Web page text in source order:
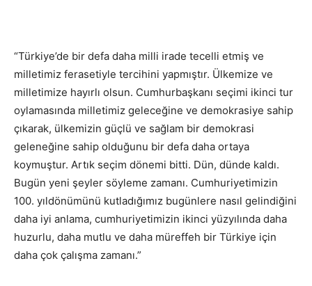
“Türkiye’de bir defa daha milli irade tecelli etmiş ve
milletimiz ferasetiyle tercihini yapmıştır. Ülkemize ve
milletimize hayırlı olsun. Cumhurbaşkanı seçimi ikinci tur
oylamasında milletimiz geleceğine ve demokrasiye sahip
çıkarak, ülkemizin güçlü ve sağlam bir demokrasi
geleneğine sahip olduğunu bir defa daha ortaya
koymuştur. Artık seçim dönemi bitti. Dün, dünde kaldı.
Bugün yeni şeyler söyleme zamanı. Cumhuriyetimizin
100. yıldönümünü kutladığımız bugünlere nasıl gelindiğini
daha iyi anlama, cumhuriyetimizin ikinci yüzyılında daha
huzurlu, daha mutlu ve daha müreffeh bir Türkiye için
daha çok çalışma zamanı.”